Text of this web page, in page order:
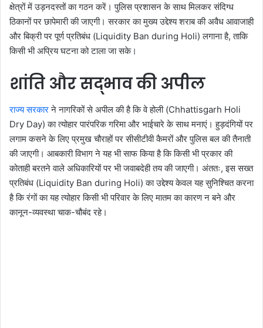
क्षेत्रों में उड़नदस्तों का गठन करें। पुलिस प्रशासन के साथ मिलकर संदिग्ध
ठिकानों पर छापेमारी की जाएगी। सरकार का मुख्य उद्देश्य शराब की अवैध आवाजाही
और बिक्री पर पूर्ण प्रतिबंध (Liquidity Ban during Holi) लगाना है, ताकि
किसी भी अप्रिय घटना को टाला जा सके।
शांति और सद्भाव की अपील
राज्य सरकारने नागरिकों से अपील की है कि वे होली (Chhattisgarh Holi
Dry Day) का त्योहार पारंपरिक गरिमा और भाईचारे के साथ मनाएं। हुड़दंगियों पर
लगाम कसने के लिए प्रमुख चौराहों पर सीसीटीवी कैमरों और पुलिस बल की तैनाती
की जाएगी। आबकारी विभाग ने यह भी साफ किया है कि किसी भी प्रकार की
कोताही बरतने वाले अधिकारियों पर भी जवाबदेही तय की जाएगी। अंततः, इस सख्त
प्रतिबंध (Liquidity Ban during Holi) का उद्देश्य केवल यह सुनिश्चित करना
है कि रंगों का यह त्योहार किसी भी परिवार के लिए मातम का कारण न बने और
कानून-व्यवस्था चाक-चौबंद रहे।